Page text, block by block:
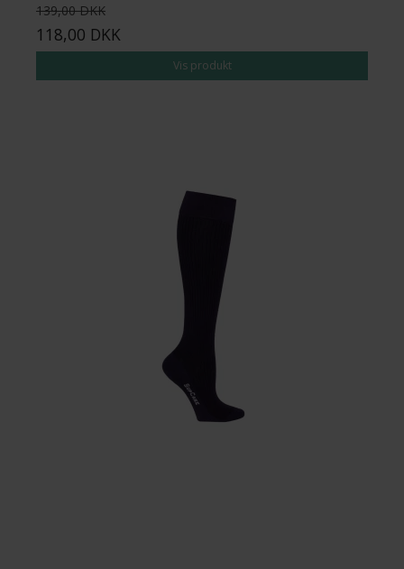
139,00 DKK
118,00 DKK
Vis produkt